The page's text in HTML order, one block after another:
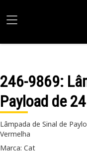
246-9869:
Payload de
Lâmpada de Sinal de
Vermelha
Marca: Cat